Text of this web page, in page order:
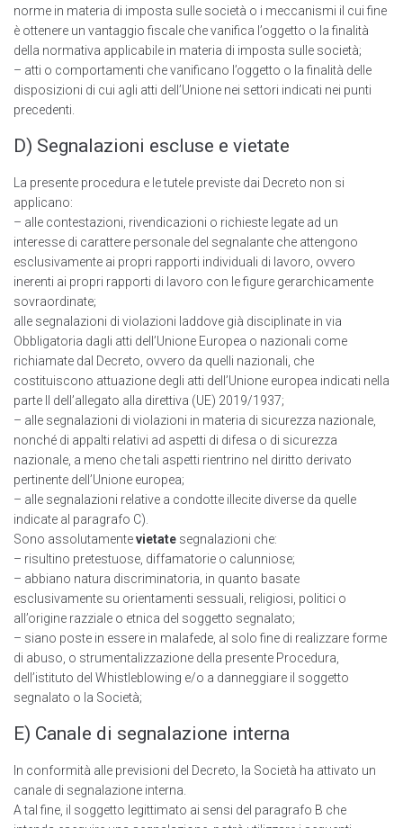
norme in materia di imposta sulle società o i meccanismi il cui fine
è ottenere un vantaggio fiscale che vanifica l’oggetto o la finalità
della normativa applicabile in materia di imposta sulle società;
– atti o comportamenti che vanificano l’oggetto o la finalità delle
disposizioni di cui agli atti deII’Unione nei settori indicati nei punti
precedenti.
D) Segnalazioni escluse e vietate
La presente procedura e le tutele previste dai Decreto non si
applicano:
– alle contestazioni, rivendicazioni o richieste legate ad un
interesse di carattere personale del segnalante che attengono
esclusivamente ai propri rapporti individuali di Iavoro, ovvero
inerenti ai propri rapporti di Iavoro con le figure gerarchicamente
sovraordinate;
alle segnalazioni di violazioni laddove già disciplinate in via
Obbligatoria dagli atti deIl’Unione Europea o nazionali come
richiamate dal Decreto, ovvero da quelli nazionali, che
costituiscono attuazione degli atti deIl’Unione europea indicati nella
parte Il dell’allegato alla direttiva (UE) 2019/1937;
– alle segnalazioni di violazioni in materia di sicurezza nazionale,
nonché di appalti relativi ad aspetti di difesa o di sicurezza
nazionale, a meno che tali aspetti rientrino nel diritto derivato
pertinente deII’Unione europea;
– alle segnalazioni relative a condotte illecite diverse da quelle
indicate al paragrafo C).
Sono assolutamentevietate segnalazioni che:
– risultino pretestuose, diffamatorie o calunniose;
– abbiano natura discriminatoria, in quanto basate
esclusivamente su orientamenti sessuali, religiosi, politici o
all’origine razziale o etnica del soggetto segnalato;
– siano poste in essere in malafede, al solo fine di realizzare forme
di abuso, o strumentalizzazione della presente Procedura,
dell’istituto del Whistleblowing e/o a danneggiare il soggetto
segnalato o la Società;
E) Canale di segnalazione interna
In conformità alle previsioni del Decreto, la Società ha attivato un
canale di segnalazione interna.
A tal fine, il soggetto legittimato ai sensi del paragrafo B che